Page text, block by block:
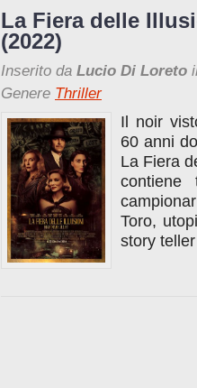
La Fiera delle
(2022)
Inserito da Lucio Di Loreto
Genere Thriller
Il noir
60 anni
La Fiera
Toro,
story